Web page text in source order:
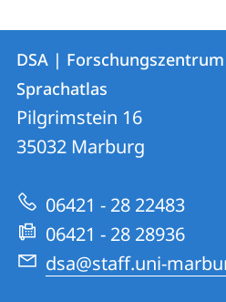
Kontakt
und
Informationen
zur
Website
Kontaktinformationen
DSA
|
Forschungszentrum
Sprachatlas
DSA |
Sprachatlas
Pilgrimstein 16
35032 Marburg
06421 - 28 22483
06421 - 28 28936
dsa@staff.uni-